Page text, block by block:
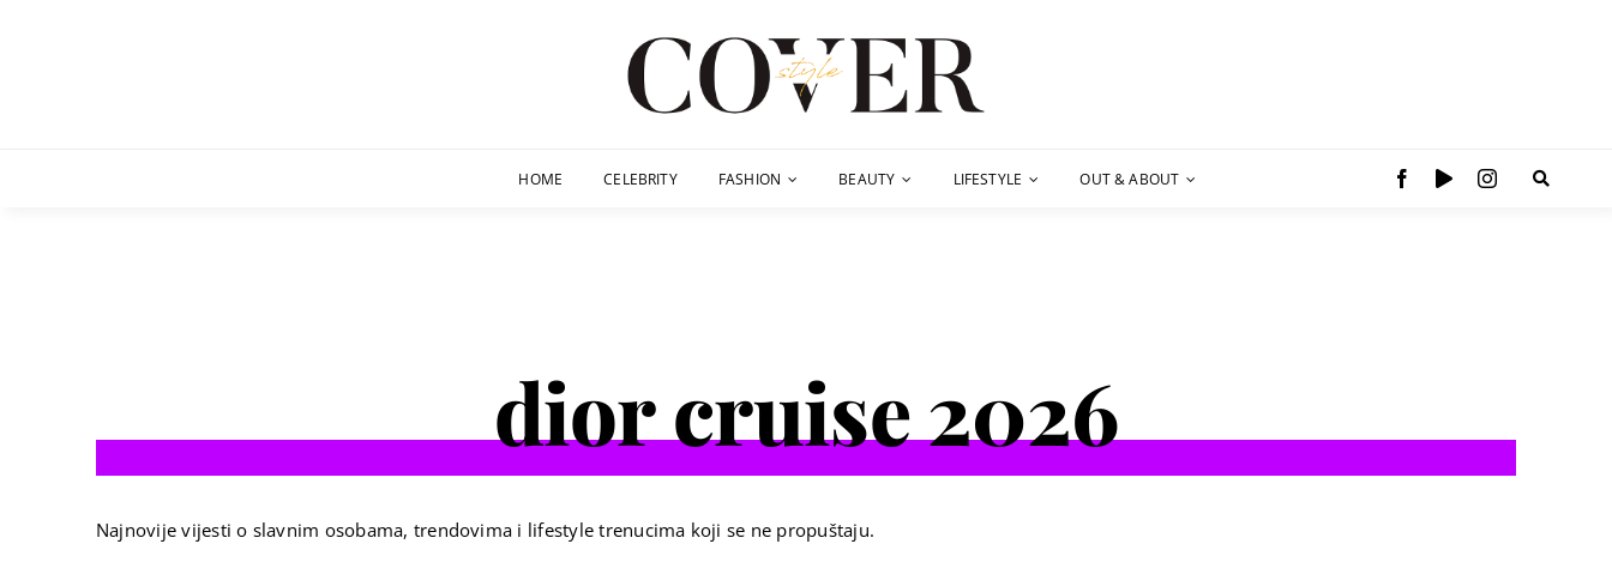
HOME CELEBRITY FASHION BEAUTY LIFESTYLE OUT & ABOUT
dior cruise 2026
Najnovije vijesti o slavnim osobama, trendovima i lifestyle trenucima koji se ne propuštaju.